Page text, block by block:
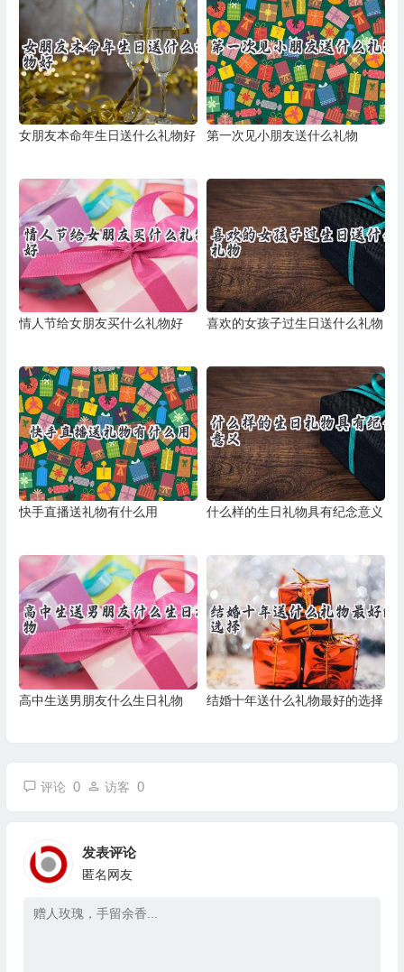
女朋友本命年生日送什么礼物好 第一次见小朋友送什么礼物
情人节给女朋友买什么礼物好 喜欢的女孩子过生日送什么礼物
快手直播送礼物有什么用 什么样的生日礼物具有纪念意义
高中生送男朋友什么生日礼物 结婚十年送什么礼物最好的选择
评论 0 访客 0
发表评论
匿名网友